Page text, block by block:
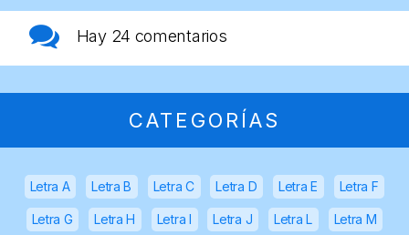
Hay 24 comentarios
CATEGORÍAS
Letra A Letra B Letra C Letra D Letra E Letra F
Letra G Letra H Letra I Letra J Letra L Letra M